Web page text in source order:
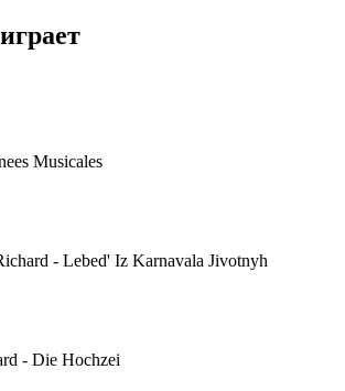
Musicales
- Lebed' Iz Karnavala Jivotnyh
- Die Hochzei